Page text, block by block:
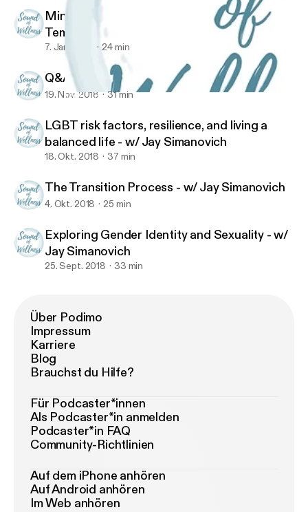
Mind, Body, and Spirit w/ Kathryn Templeton: Ayurveda, Yoga
Mind, Body, and Spirit w/ Kathryn
Templeton: Ayurveda, Yoga Therapy, EMDR,
and Energy Healing
7. Jan. 2019 24 min
Q&A - w/ Jay Simanovich
19. Nov. 2018 31 min
LGBT risk factors, resilience, and living a
balanced life - w/ Jay Simanovich
18. Okt. 2018 37 min
The Transition Process - w/ Jay Simanovich
4. Okt. 2018 25 min
Exploring Gender Identity and Sexuality - w/
Jay Simanovich
25. Sept. 2018 33 min
Über Podimo
Impressum
Karriere
Blog
Brauchst du Hilfe?
Für Podcaster*innen
Als Podcaster*in anmelden
Podcaster*in FAQ
Community-Richtlinien
Auf dem iPhone anhören
Auf Android anhören
Im Web anhören